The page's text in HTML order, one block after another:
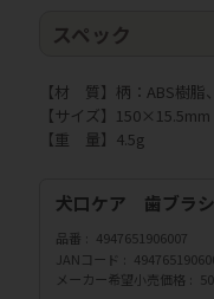
スペック
【材 質】柄：ABS樹脂
【サイズ】150×15.5mm
【重 量】4.5g
犬口ケア 歯ブラ
品番
4947651906007
JANコード
メーカー希望小売価格